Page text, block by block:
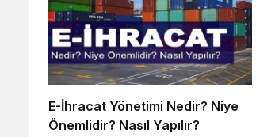
E-İhracat Yönetimi Nedir? Niye
Önemlidir? Nasıl Yapılır?